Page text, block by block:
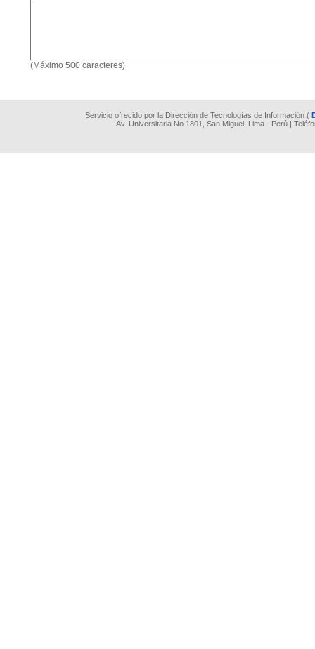
(Máximo 500 caracteres)
Servicio ofrecido por la Dirección de Tecnologías de Información (
Av. Universitaria No 1801, San Miguel, Lima - Perú |